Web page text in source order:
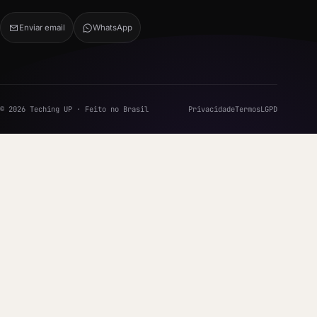
Enviar email WhatsApp
© 2026 Teching UP · Feito no Brasil PrivacidadeTermosLGPD